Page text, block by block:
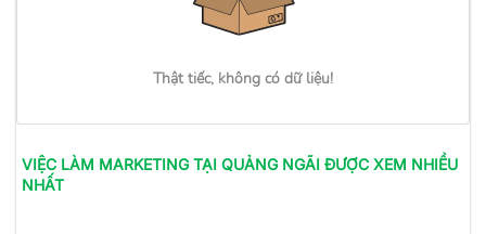
Thật tiếc, không có dữ liệu!
VIỆC LÀM MARKETINGTẠI QUẢNG NGÃI ĐƯỢC XEM NHIỀU
NHẤT